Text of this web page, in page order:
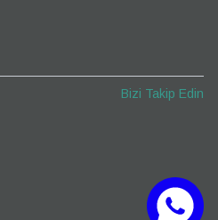
Bizi Takip Edin